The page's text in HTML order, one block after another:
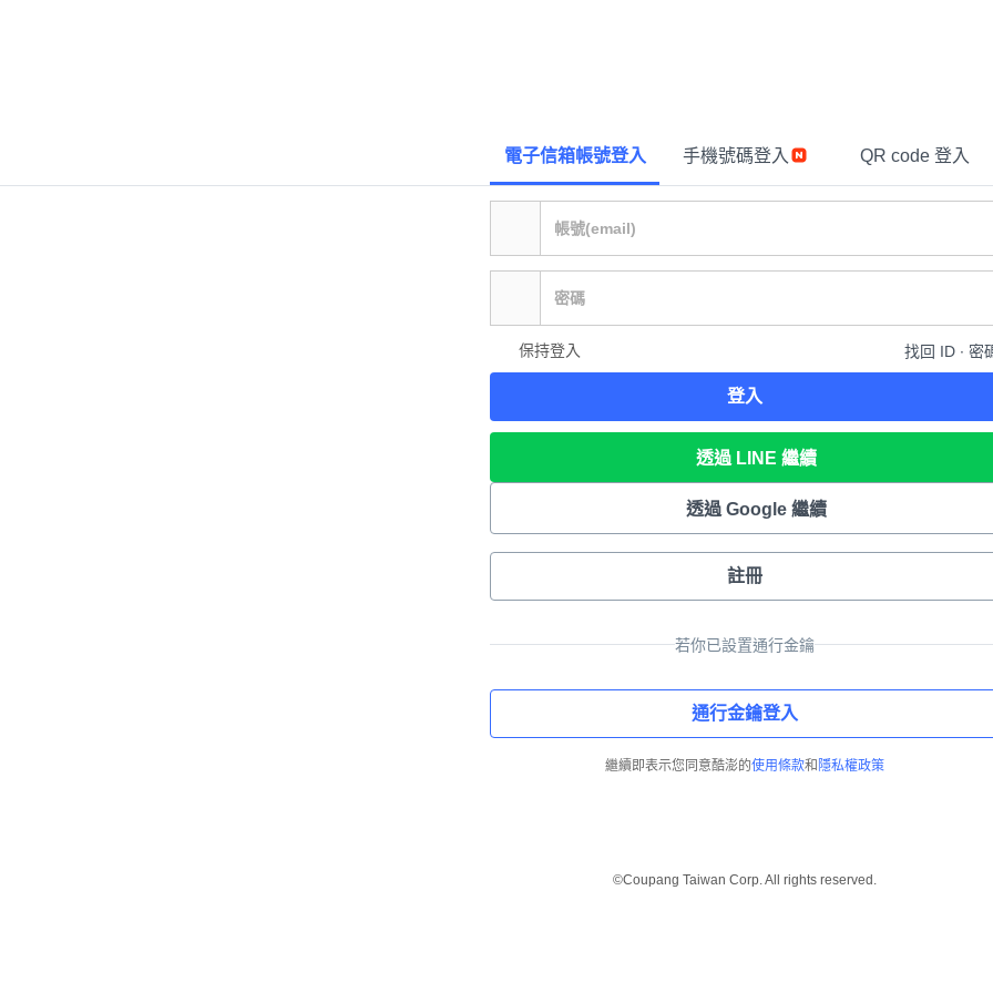
電子信箱帳號登入 手機號碼登入 QR code 登入
保持登入 找回 ID ∙ 密
登入
透過 LINE 繼續
透過 Google 繼續
註冊
若你已設置通行金鑰
通行金鑰登入
繼續即表示您同意酷澎的使用條款和 隱私權政策
©Coupang Taiwan Corp. All rights reserved.